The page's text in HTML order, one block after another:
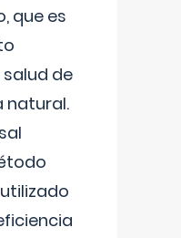
que es
de
natural.